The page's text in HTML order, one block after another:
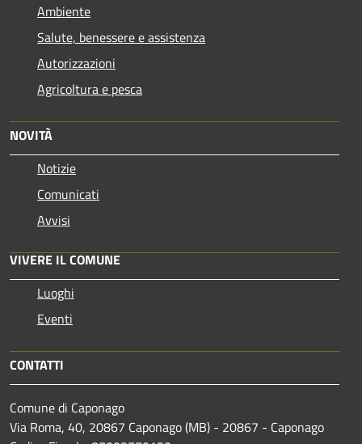
Ambiente
Salute, benessere e assistenza
Autorizzazioni
Agricoltura e pesca
NOVITÀ
Notizie
Comunicati
Avvisi
VIVERE IL COMUNE
Luoghi
Eventi
CONTATTI
Comune di Caponago
Via Roma, 40, 20867 Caponago (MB) - 20867 - Caponago